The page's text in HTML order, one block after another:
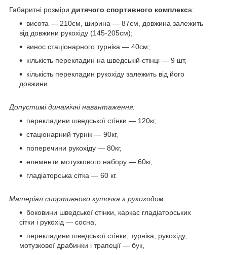
Габаритні розміри дитячого спортивного комплекса:
висота ― 210см, ширина ― 87см, довжина залежить
від довжини рукохіду (145-205см);
винос стаціонарного турніка ― 40см;
кількість перекладин на шведській стінці ― 9 шт,
кількість перекладин рукохіду залежить від його
довжини.
Допустимі динамічні навантаження:
перекладини шведської стінки ― 120кг,
стаціонарний турнік ― 90кг,
поперечини рукохіду ― 80кг,
елементи мотузкового набору ― 60кг,
гладіаторська сітка ― 60 кг.
Матеріал спортивного куточка з рукоходом:
боковини шведської стінки, каркас гладіаторських
сітки і рукохід ― сосна,
перекладини шведської стінки, турніка, рукохіду,
мотузкової драбинки і трапеції ― бук,